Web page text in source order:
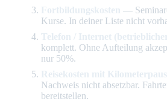
Fortbildungskosten —
Kurse. In deiner Liste nicht
Telefon / Internet
komplett. Ohne Aufteilung
nur 50%.
Reisekosten mit
Nachweis nicht absetzbar.
bereitstellen.